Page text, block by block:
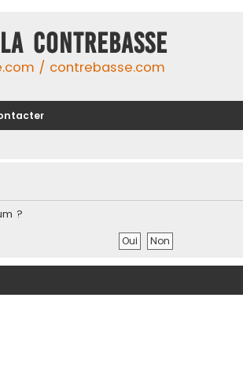
CONTREBASSE
/ contrebasse.com
?